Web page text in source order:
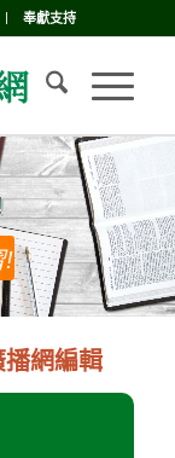
奉獻支持
!
網編輯